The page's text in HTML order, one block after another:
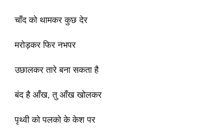
चाँद को थामकर कुछ देर
मरोड़कर फिर नभपर
उछालकर तारे बना सकता है
बंद है आँख, तु आँख खोलकर
पृथ्वी को पलको के केश पर